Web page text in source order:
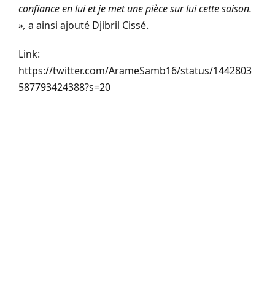
confiance en lui et je met une pièce sur lui cette saison.
», a ainsi ajouté Djibril Cissé.
Link:
https://twitter.com/ArameSamb16/status/1442803
587793424388?s=20